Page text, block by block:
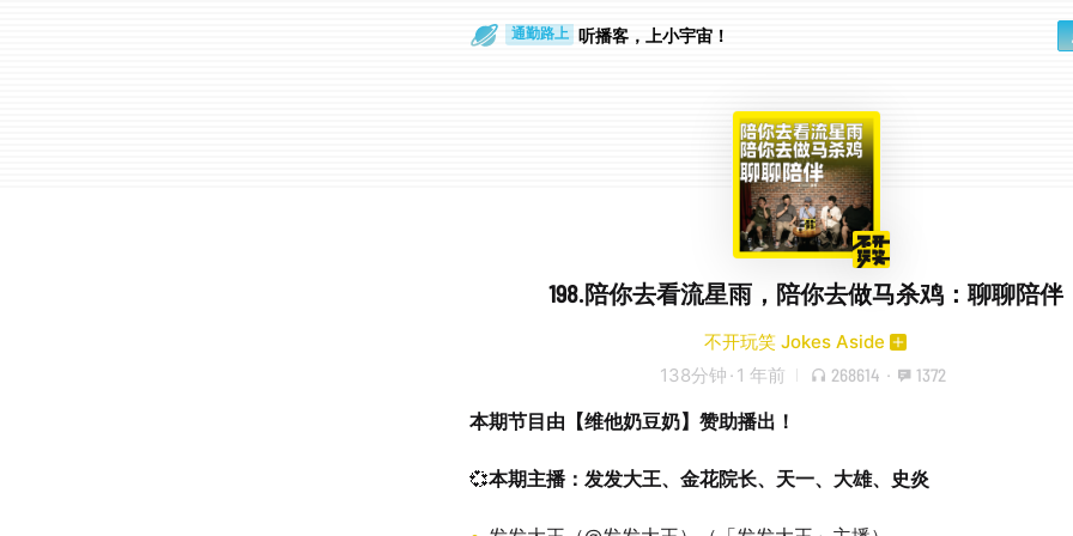
通勤路上 听播客，上小宇宙！
198.陪你去看流星雨，陪你去做马杀鸡：聊聊陪伴
不开玩笑 Jokes Aside
138分钟 · 1 年前 268614 · 1372
本期节目由【维他奶豆奶】赞助播出！
💞本期主播：发发大王、金花院长、天一、大雄、史炎